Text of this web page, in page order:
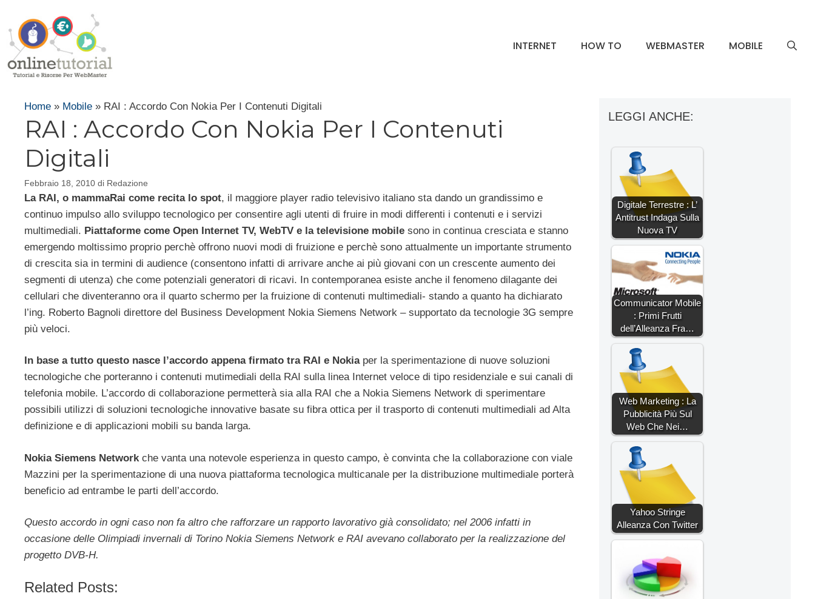
contenuto
INTERNET HOW TO WEBMASTER MOBILE
Home » Mobile » RAI : Accordo Con Nokia Per I Contenuti Digitali
RAI : Accordo Con Nokia Per I Contenuti
Digitali
Febbraio 18, 2010 di Redazione
La RAI, o mammaRai come recita lo spot, il maggiore player radio televisivo italiano sta dando un grandissimo e
continuo impulso allo sviluppo tecnologico per consentire agli utenti di fruire in modi differenti i contenuti e i servizi
multimediali. Piattaforme come Open Internet TV, WebTV e la televisione mobile sono in continua cresciata e stanno
emergendo moltissimo proprio perchè offrono nuovi modi di fruizione e perchè sono attualmente un importante strumento
di crescita sia in termini di audience (consentono infatti di arrivare anche ai più giovani con un crescente aumento dei
segmenti di utenza) che come potenziali generatori di ricavi. In contemporanea esiste anche il fenomeno dilagante dei
cellulari che diventeranno ora il quarto schermo per la fruizione di contenuti multimediali- stando a quanto ha dichiarato
l’ing. Roberto Bagnoli direttore del Business Development Nokia Siemens Network – supportato da tecnologie 3G sempre
più veloci.
In base a tutto questo nasce l’accordo appena firmato tra RAI e Nokiaper la sperimentazione di nuove soluzioni
tecnologiche che porteranno i contenuti mutimediali della RAI sulla linea Internet veloce di tipo residenziale e sui canali di
telefonia mobile. L’accordo di collaborazione permetterà sia alla RAI che a Nokia Siemens Network di sperimentare
possibili utilizzi di soluzioni tecnologiche innovative basate su fibra ottica per il trasporto di contenuti multimediali ad Alta
definizione e di applicazioni mobili su banda larga.
Nokia Siemens Network che vanta una notevole esperienza in questo campo, è convinta che la collaborazione con viale
Mazzini per la sperimentazione di una nuova piattaforma tecnologica multicanale per la distribuzione multimediale porterà
beneficio ad entrambe le parti dell’accordo.
Questo accordo in ogni caso non fa altro che rafforzare un rapporto lavorativo già consolidato; nel 2006 infatti in
occasione delle Olimpiadi invernali di Torino Nokia Siemens Network e RAI avevano collaborato per la realizzazione del
progetto DVB-H.
Related Posts:
LEGGI ANCHE:
Digitale Terrestre : L’
Antitrust Indaga Sulla
Nuova TV
Communicator Mobile
: Primi Frutti
dell’Alleanza Fra…
Web Marketing : La
Pubblicità Più Sul
Web Che Nei…
Yahoo Stringe
Alleanza Con Twitter